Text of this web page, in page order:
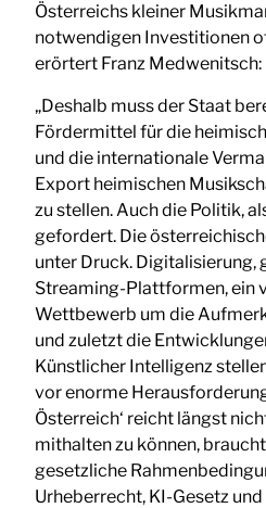
Österreichs kleiner
notwendigen Investitionen
erörtert Franz Medwenitsch:
„Deshalb muss der Staat
Fördermittel für die
und die internationale
Export heimischen
zu stellen. Auch die Politik,
gefordert. Die
unter Druck. Digitalisierung,
Streaming-Plattformen, ein
Wettbewerb um die
und zuletzt die
Künstlicher Intelligenz
vor enorme
Österreich‘ reicht längst
mithalten zu können,
gesetzliche
Urheberrecht, KI-Gesetz